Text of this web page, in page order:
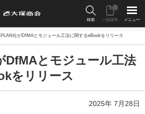
検索 一括請求
0
メニュー
社がDfMAとモジュール工法に関するeBookをリリース
DfMAとモジュール工法
をリリース
2025年 7月28日